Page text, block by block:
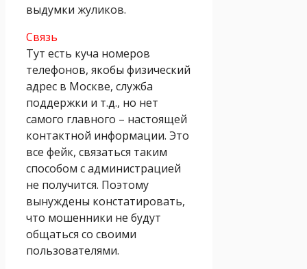
выдумки жуликов.
Связь
Тут есть куча номеров
телефонов, якобы физический
адрес в Москве, служба
поддержки и т.д., но нет
самого главного – настоящей
контактной информации. Это
все фейк, связаться таким
способом с администрацией
не получится. Поэтому
вынуждены констатировать,
что мошенники не будут
общаться со своими
пользователями.